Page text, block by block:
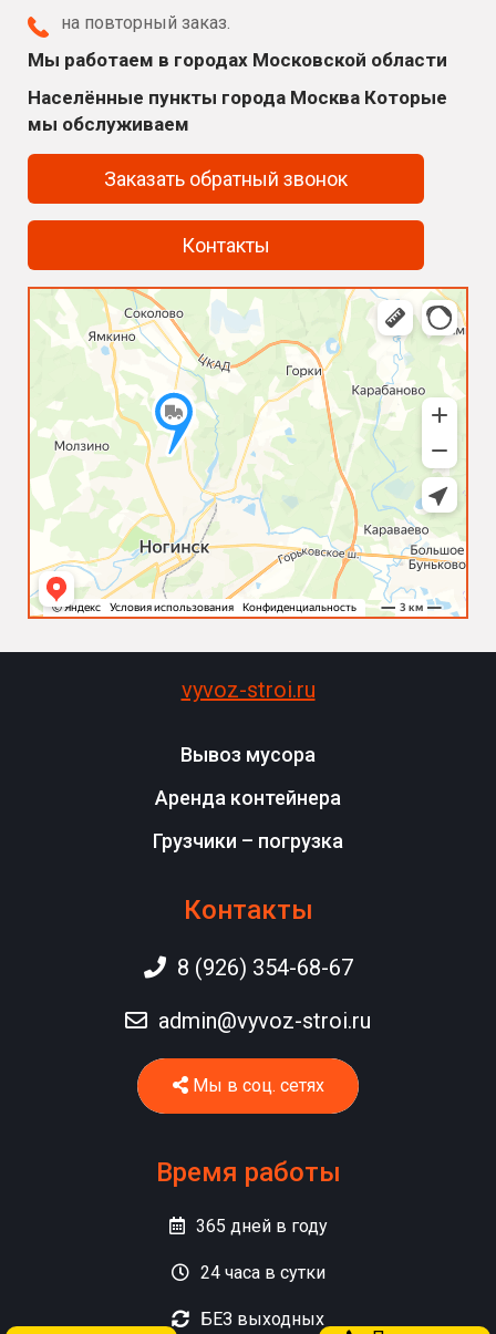
на повторный заказ.
Мы работаем в городах Московской области
Населённые пункты города Москва Которые
мы обслуживаем
Заказать обратный звонок
Контакты
vyvoz-stroi.ru
Вывоз мусора
Аренда контейнера
Грузчики – погрузка
Контакты
8 (926) 354-68-67
admin@vyvoz-stroi.ru
Мы в соц. сетях
Время работы
365 дней в году
24часа в сутки
БЕЗ выходных